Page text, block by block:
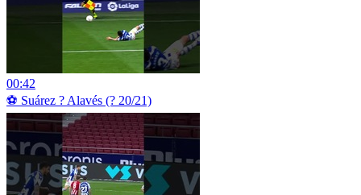
00:42
⚽ Suárez ? Alavés (? 20/21)